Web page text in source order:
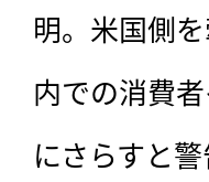
明。米国側
内での消費
にさらすと警